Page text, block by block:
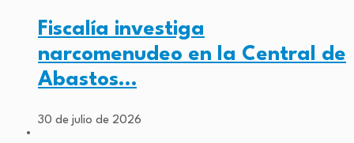
Fiscalía investiga
narcomenudeo en la Central de
Abastos…
30 de julio de 2026